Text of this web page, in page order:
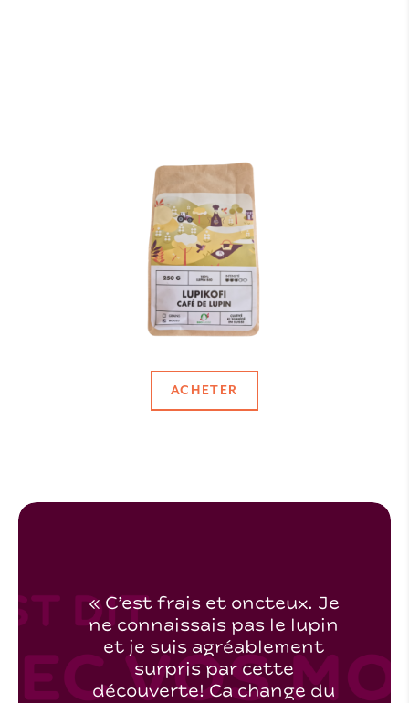
ACHETER
« C’est frais et oncteux. Je
ne connaissais pas le lupin
et je suis agréablement
surpris par cette
découverte! Ca change du